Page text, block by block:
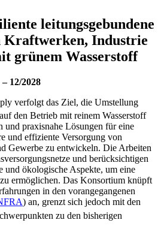
leitungsgebundene
Kraftwerken, Industrie
grünem Wasserstoff
12/2028
verfolgt das Ziel, die Umstellung
den Betrieb mit reinem Wasserstoff
und praxisnahe Lösungen für eine
und effiziente Versorgung von
Gewerbe zu entwickeln. Die Arbeiten
und berücksichtigen
und ökologische Aspekte, um eine
ermöglichen. Das Konsortium knüpft
in den vorangegangenen
) an, grenzt sich jedoch mit den
zu den bisherigen